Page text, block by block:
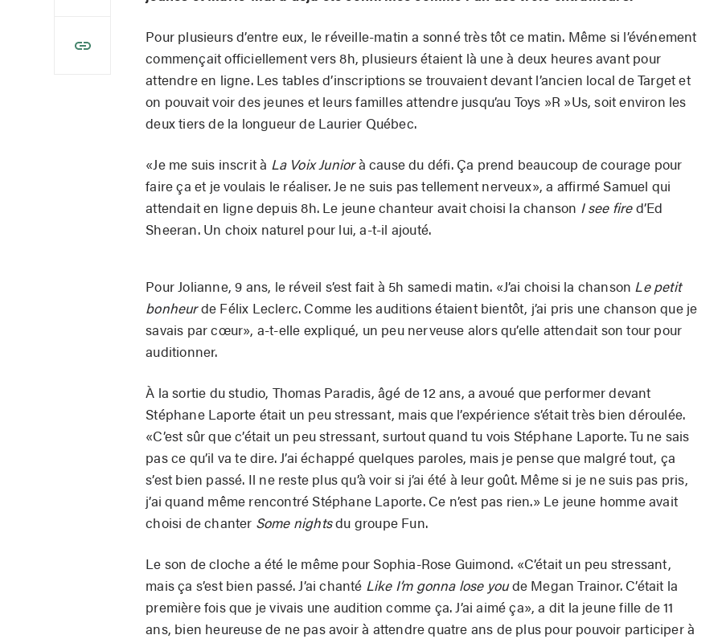
Pour plusieurs d’entre eux, le réveille-matin a sonné très tôt ce matin. Même si l’événement
commençait officiellement vers 8h, plusieurs étaient là une à deux heures avant pour
attendre en ligne. Les tables d’inscriptions se trouvaient devant l’ancien local de Target et
on pouvait voir des jeunes et leurs familles attendre jusqu’au Toys »R »Us, soit environ les
deux tiers de la longueur de Laurier Québec.
«Je me suis inscrit à La Voix Juniorà cause du défi. Ça prend beaucoup de courage pour
faire ça et je voulais le réaliser. Je ne suis pas tellement nerveux», a affirmé Samuel qui
attendait en ligne depuis 8h. Le jeune chanteur avait choisi la chanson I see fired’Ed
Sheeran. Un choix naturel pour lui, a-t-il ajouté.
Pour Jolianne, 9 ans, le réveil s’est fait à 5h samedi matin. «J’ai choisi la chanson Le petit
bonheurde Félix Leclerc. Comme les auditions étaient bientôt, j’ai pris une chanson que je
savais par cœur», a-t-elle expliqué, un peu nerveuse alors qu’elle attendait son tour pour
auditionner.
À la sortie du studio, Thomas Paradis, âgé de 12 ans, a avoué que performer devant
Stéphane Laporte était un peu stressant, mais que l’expérience s’était très bien déroulée.
«C’est sûr que c’était un peu stressant, surtout quand tu vois Stéphane Laporte. Tu ne sais
pas ce qu’il va te dire. J’ai échappé quelques paroles, mais je pense que malgré tout, ça
s’est bien passé. Il ne reste plus qu’à voir si j’ai été à leur goût. Même si je ne suis pas pris,
j’ai quand même rencontré Stéphane Laporte. Ce n’est pas rien.» Le jeune homme avait
choisi de chanter Some nightsdu groupe Fun.
Le son de cloche a été le même pour Sophia-Rose Guimond. «C’était un peu stressant,
mais ça s’est bien passé. J’ai chanté Like I’m gonna lose youde Megan Trainor. C’était la
première fois que je vivais une audition comme ça. J’ai aimé ça», a dit la jeune fille de 11
ans, bien heureuse de ne pas avoir à attendre quatre ans de plus pour pouvoir participer à